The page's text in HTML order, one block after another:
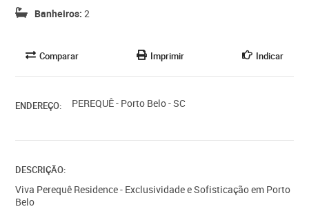
Banheiros: 2
Comparar Imprimir Indicar
ENDEREÇO: PEREQUÊ - Porto Belo - SC
DESCRIÇÃO:
Viva Perequê Residence - Exclusividade e Sofisticação em Porto
Belo